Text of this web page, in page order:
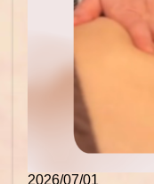
2026/07/01